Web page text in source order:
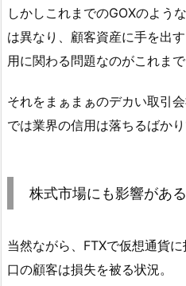
しかしこれまでのGOXのよう
は異なり、顧客資産に手を出
用に関わる問題なのがこれまで
それをまぁまぁのデカい取引
では業界の信用は落ちるばかり
株式市場にも影響があ
当然ながら、FTXで仮想通貨
口の顧客は損失を被る状況。